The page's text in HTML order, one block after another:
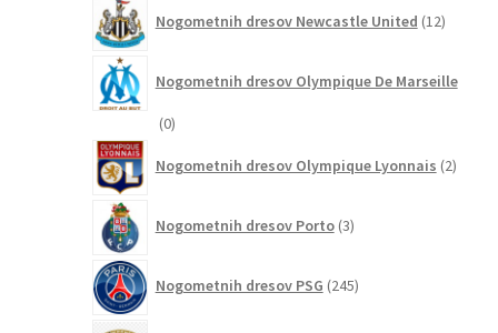
Nogometnih dresov Newcastle United 12izdelkov
Nogometnih dresov Olympique De Marseille
00
Nogometnih dresov Olympique Lyonnais 2izdelka
Nogometnih dresov Porto 3izdelki
Nogometnih dresov PSG 245izdelkov